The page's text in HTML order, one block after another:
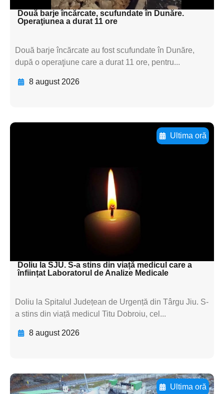
Două barje încărcate, scufundate în Dunăre.
Operaţiunea a durat 11 ore
Două barje încărcate au fost scufundate în Dunăre,
după o operaţiune care a durat 11 ore, pentru...
8 august 2026
Ultima oră
subtitluAdaugă aici
textul pentru
subtitluAdaugă aici
textul pentru
subtitluAdaugă aici
Doliu la SJU. S-a stins din viață medicul care a
înființat Laboratorul de Analize Medicale
Doliu la Spitalul Județean de Urgență din Târgu Jiu. S-
a stins din viață medicul Titu Dobroiu, cel...
8 august 2026
Ultima oră